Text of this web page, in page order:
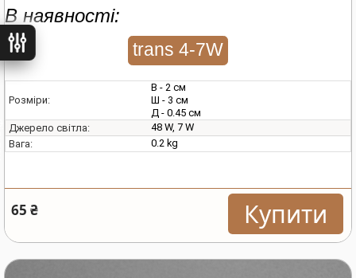
В наявності:
trans 4-7W
Розміри:
В - 2 см
Ш - 3 см
Д - 0.45 см
Джерело світла:
48 W, 7 W
Вага:
0.2 kg
65 ₴ Купити